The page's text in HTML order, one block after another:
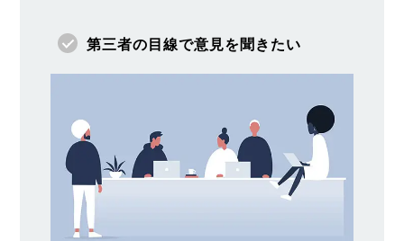
第三者の目線で意見を聞きたい